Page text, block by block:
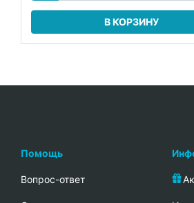
В КОРЗИНУ
Помощь
Вопрос-ответ